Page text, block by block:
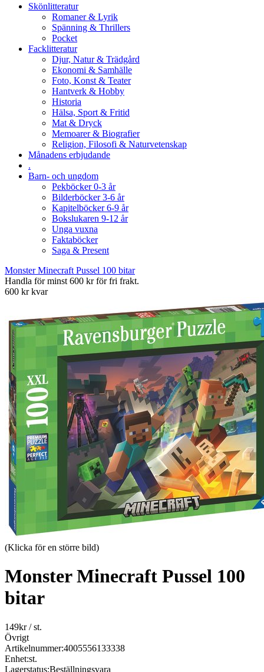
Skönlitteratur
Romaner & Lyrik
Spänning & Thrillers
Pocket
Facklitteratur
Djur, Natur & Trädgård
Ekonomi & Samhälle
Foto, Konst & Teater
Hantverk & Hobby
Historia
Hälsa, Sport & Fritid
Mat & Dryck
Memoarer & Biografier
Religion, Filosofi & Naturvetenskap
Månadens erbjudande
.
Barn- och ungdom
Pekböcker 0-3 år
Bilderböcker 3-6 år
Kapitelböcker 6-9 år
Bokslukaren 9-12 år
Unga vuxna
Faktaböcker
Saga & Present
Monster Minecraft Pussel 100 bitar
Handla för minst 600 kr för fri frakt.
600 kr kvar
(Klicka för en större bild)
Monster Minecraft Pussel 100
bitar
149kr/ st.
Övrigt
Artikelnummer:4005556133338
Enhet:st.
Lagerstatus:Beställningsvara